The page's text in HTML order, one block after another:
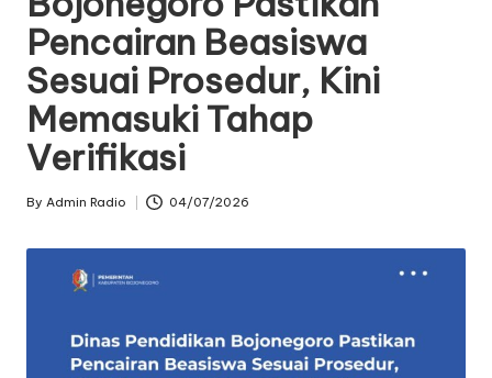
a
di
o
B
oj
o
n
Pencairan Beasiswa
Sesuai Prosedur, Kini
Memasuki Tahap
Verifikasi
Posted
By Admin Radio 04/07/2026